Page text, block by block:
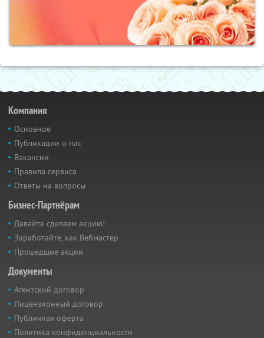
Компания
Основное
Публикации о нас
Вакансии
Правила сервиса
Ответы на вопросы
Бизнес-Партнёрам
Давайте сделаем акцию!
Заработайте, как Вебмастер
Прошедшие акции
Документы
Агентский договор
Лицензионный договор
Публичная оферта
Политика конфиденциальности